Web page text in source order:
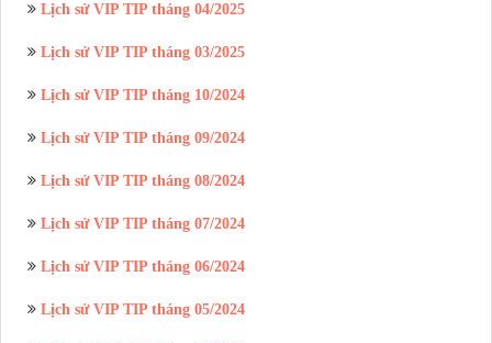
Lịch sử VIP TIP tháng 04/2025
Lịch sử VIP TIP tháng 03/2025
Lịch sử VIP TIP tháng 10/2024
Lịch sử VIP TIP tháng 09/2024
Lịch sử VIP TIP tháng 08/2024
Lịch sử VIP TIP tháng 07/2024
Lịch sử VIP TIP tháng 06/2024
Lịch sử VIP TIP tháng 05/2024